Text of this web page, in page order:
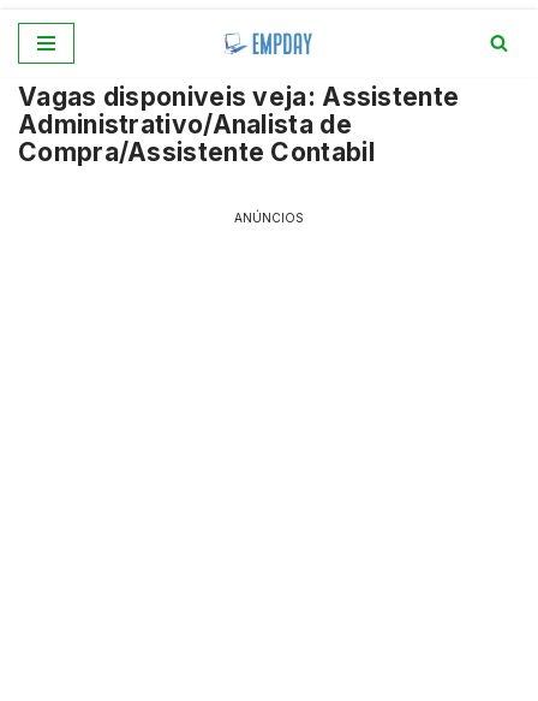
para
o
conteúdo
Vagas disponiveis veja: Assistente
Administrativo/Analista de
Compra/Assistente Contabil
ANÚNCIOS